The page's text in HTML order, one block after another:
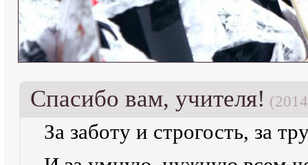
Спасибо вам, учителя!
За заботу и строгость, за